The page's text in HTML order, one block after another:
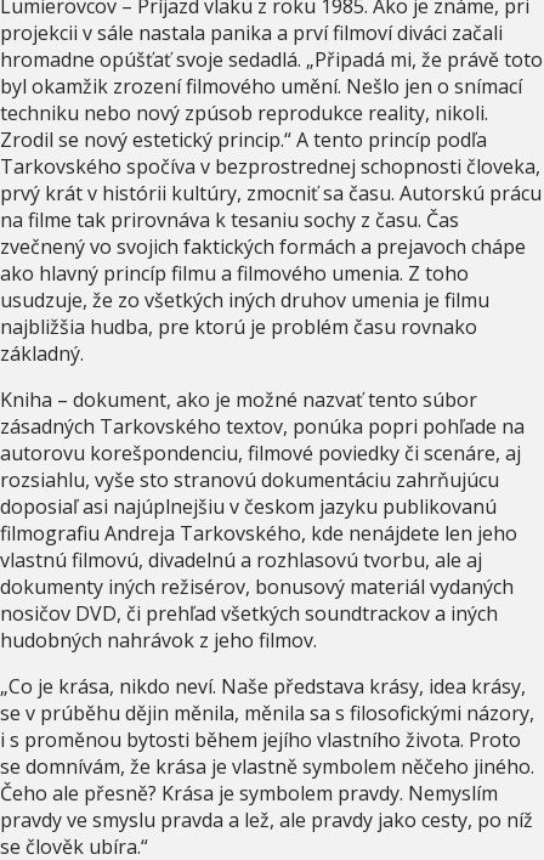
Lumierovcov – Príjazd vlaku z roku 1985. Ako je známe, pri
projekcii v sále nastala panika a prví filmoví diváci začali
hromadne opúšťať svoje sedadlá. „Připadá mi, že právě toto
byl okamžik zrození filmového umění. Nešlo jen o snímací
techniku nebo nový zpúsob reprodukce reality, nikoli.
Zrodil se nový estetický princip.“ A tento princíp podľa
Tarkovského spočíva v bezprostrednej schopnosti človeka,
prvý krát v histórii kultúry, zmocniť sa času. Autorskú prácu
na filme tak prirovnáva k tesaniu sochy z času. Čas
zvečnený vo svojich faktických formách a prejavoch chápe
ako hlavný princíp filmu a filmového umenia. Z toho
usudzuje, že zo všetkých iných druhov umenia je filmu
najbližšia hudba, pre ktorú je problém času rovnako
základný.
Kniha – dokument, ako je možné nazvať tento súbor
zásadných Tarkovského textov, ponúka popri pohľade na
autorovu korešpondenciu, filmové poviedky či scenáre, aj
rozsiahlu, vyše sto stranovú dokumentáciu zahrňujúcu
doposiaľ asi najúplnejšiu v českom jazyku publikovanú
filmografiu Andreja Tarkovského, kde nenájdete len jeho
vlastnú filmovú, divadelnú a rozhlasovú tvorbu, ale aj
dokumenty iných režisérov, bonusový materiál vydaných
nosičov DVD, či prehľad všetkých soundtrackov a iných
hudobných nahrávok z jeho filmov.
„Co je krása, nikdo neví. Naše představa krásy, idea krásy,
se v prúběhu dějin měnila, měnila sa s filosofickými názory,
i s proměnou bytosti během jejího vlastního života. Proto
se domnívám, že krása je vlastně symbolem něčeho jiného.
Čeho ale přesně? Krása je symbolem pravdy. Nemyslím
pravdy ve smyslu pravda a lež, ale pravdy jako cesty, po níž
se člověk ubíra.“